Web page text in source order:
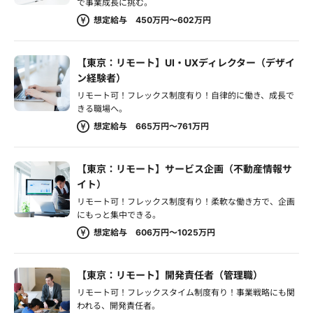
で事業成長に挑む。
想定給与 450万円～602万円
【東京：リモート】UI・UXディレクター（デザイ
ン経験者）
リモート可！フレックス制度有り！自律的に働き、成長で
きる職場へ。
想定給与 665万円～761万円
【東京：リモート】サービス企画（不動産情報サ
イト）
リモート可！フレックス制度有り！柔軟な働き方で、企画
にもっと集中できる。
想定給与 606万円～1025万円
【東京：リモート】開発責任者（管理職）
リモート可！フレックスタイム制度有り！事業戦略にも関
われる、開発責任者。